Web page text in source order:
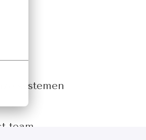
systemen
team